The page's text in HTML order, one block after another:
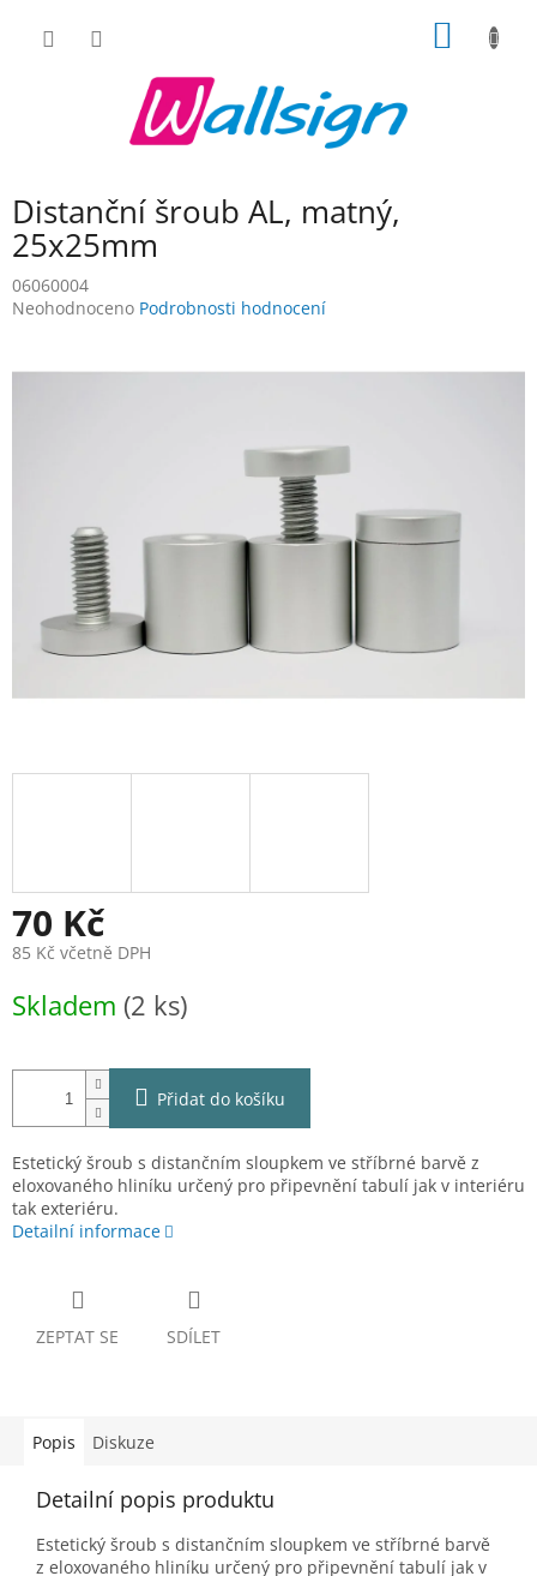
Distanční šroub AL, matný,
25x25mm
06060004
Průměrné
je
Neohodnoceno Podrobnosti hodnocení
70 Kč
85 Kč včetně DPH
cena:
Skladem (2 ks)
Přidat do košíku
Estetický šroub s distančním sloupkem ve stříbrné barvě z
eloxovaného hliníku určený pro připevnění tabulí jak v interiéru
tak exteriéru.
Detailní informace
ZEPTAT SE SDÍLET
Popis Diskuze
Detailní popis produktu
Estetický šroub s distančním sloupkem ve stříbrné barvě
z eloxovaného hliníku určený pro připevnění tabulí jak v